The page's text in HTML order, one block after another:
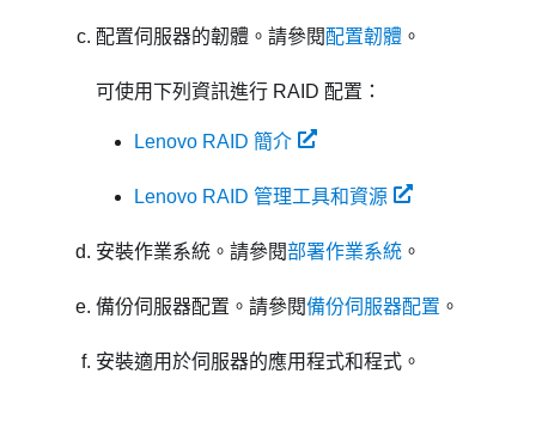
配置伺服器的韌體。請參閱配置韌體 。
可使用下列資訊進行 RAID 配置：
Lenovo RAID 簡介
Lenovo RAID 管理工具和資源
安裝作業系統。請參閱部署作業系統 。
備份伺服器配置。請參閱備份伺服器配置 。
安裝適用於伺服器的應用程式和程式。